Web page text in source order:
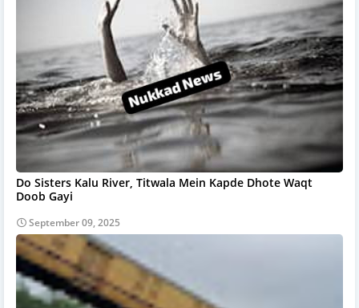
Do Sisters Kalu River, Titwala Mein Kapde Dhote Waqt
Doob Gayi
September 09, 2025